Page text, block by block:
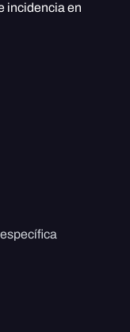
incidencia en